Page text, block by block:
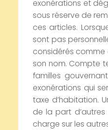
exonérations et
sous réserve de
ces articles.
sont pas
considérés
son nom. Compte
familles
exonérations qui
taxe d’habitation.
de la part
charge sur les